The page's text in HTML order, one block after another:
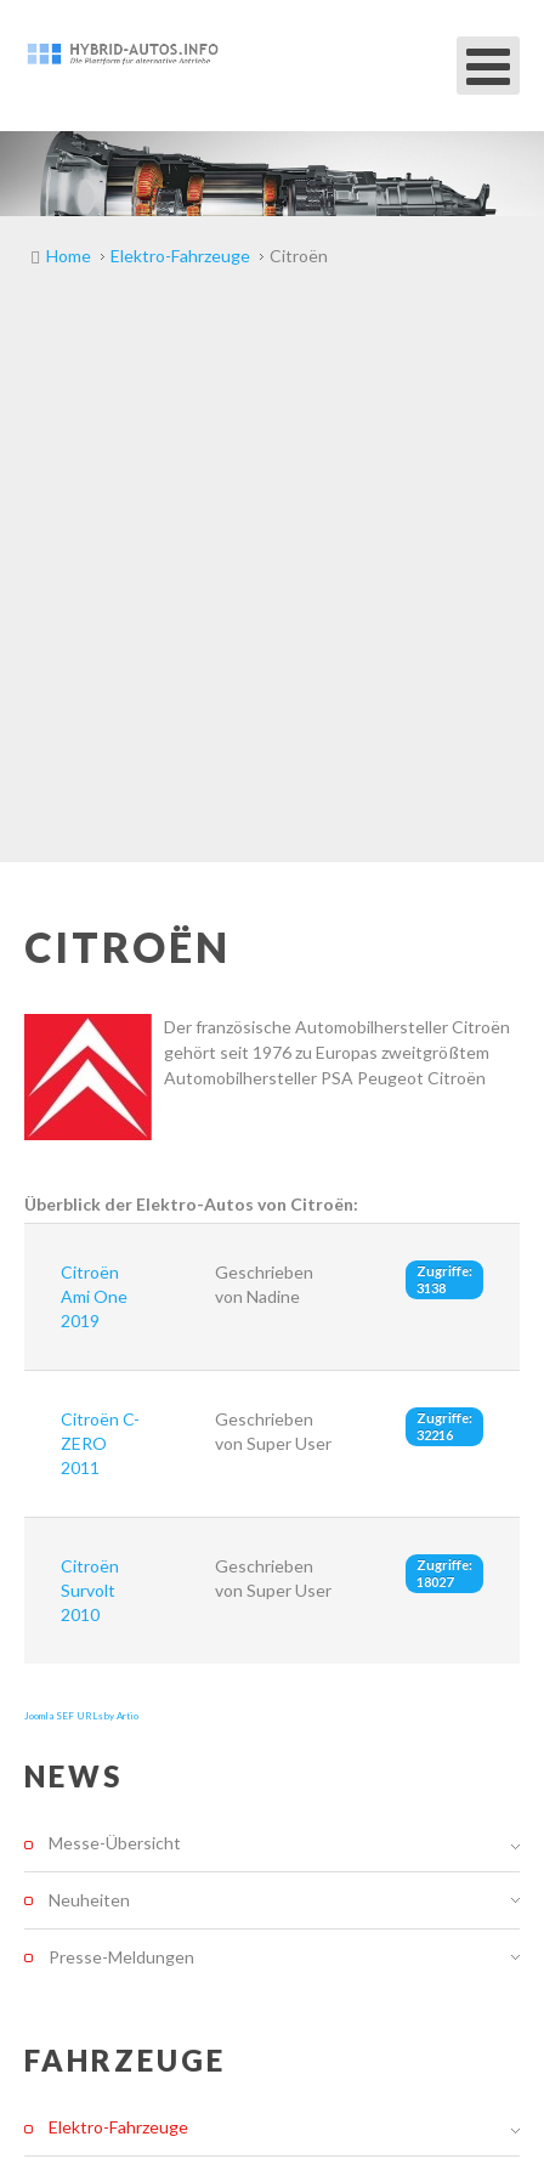
Home Elektro-Fahrzeuge Citroën
CITROËN
Der französische Automobilhersteller Citroën
gehört seit 1976 zu Europas zweitgrößtem
Automobilhersteller PSA Peugeot Citroën
Überblick der Elektro-Autos von Citroën:
Citroën
Ami One
2019
Geschrieben
von Nadine
Zugriffe:
3138
Citroën C-
ZERO
2011
Geschrieben
von Super User
Zugriffe:
32216
Citroën
Survolt
2010
Geschrieben
von Super User
Zugriffe:
18027
Joomla SEF URLs by Artio
NEWS
Messe-Übersicht
Neuheiten
Presse-Meldungen
FAHRZEUGE
Elektro-Fahrzeuge